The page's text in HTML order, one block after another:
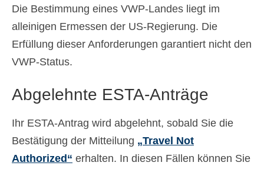
Die Bestimmung eines VWP-Landes liegt im
alleinigen Ermessen der US-Regierung. Die
Erfüllung dieser Anforderungen garantiert nicht den
VWP-Status.
Abgelehnte ESTA-Anträge
Ihr ESTA-Antrag wird abgelehnt, sobald Sie die
Bestätigung der Mitteilung „Travel Not
Authorized“ erhalten. In diesen Fällen können Sie